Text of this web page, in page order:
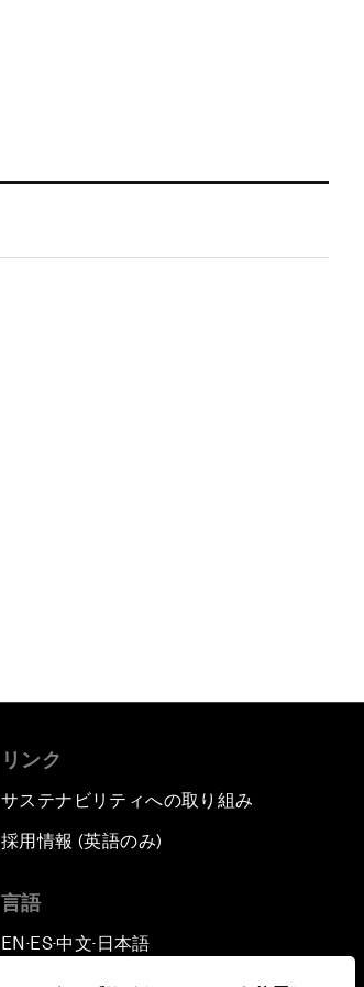
リンク
サステナビリティへの取り組み
採用情報 (英語のみ)
言語
EN ▪ES▪中文▪ 日本語